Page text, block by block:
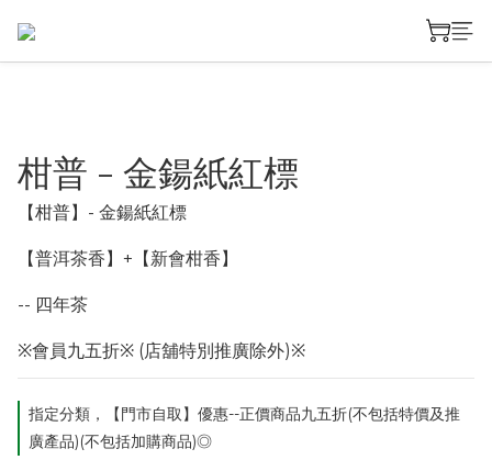
柑普 - 金鍚紙紅標
【柑普】- 金鍚紙紅標
【普洱茶香】+【新會柑香】
-- 四年茶
※會員九五折※ (店舖特別推廣除外)※
指定分類，【門市自取】優惠--正價商品九五折(不包括特價及推
廣產品)(不包括加購商品)◎